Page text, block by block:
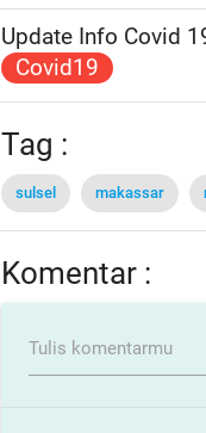
Update Info Covid
Covid19
Tag :
sulsel makassar
Komentar :
Tulis komentarmu